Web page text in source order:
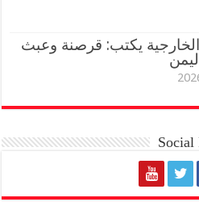
الخارجية يكتب: قرصنة وعبث